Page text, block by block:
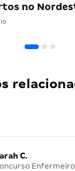
no
C.
Enfermeiro